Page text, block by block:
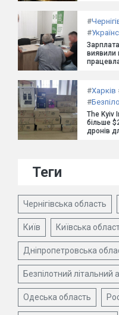
#
#
виявили
#Харків
#
The Kyiv
більше
дронів
Теги
Чернігівська область
Київ Київська
Дніпропетровська
Безпілотний літальний
Одеська область